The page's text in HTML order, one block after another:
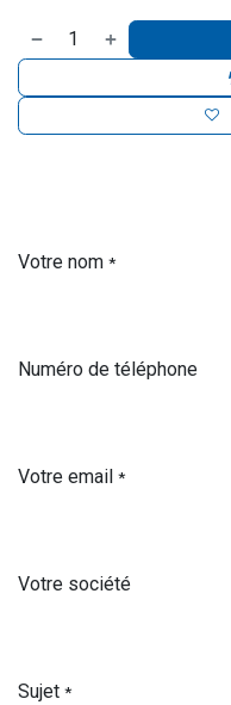
Votre nom *
Numéro de téléphone
Votre email *
Votre société
Sujet *